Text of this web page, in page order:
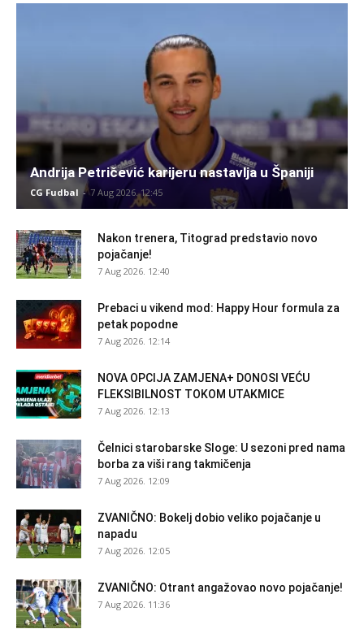
Andrija Petričević karijeru nastavlja u Španiji
CG Fudbal - 7 Aug 2026. 12:45
Nakon trenera, Titograd predstavio novo
pojačanje!
7 Aug 2026. 12:40
Prebaci u vikend mod: Happy Hour formula za
petak popodne
7 Aug 2026. 12:14
NOVA OPCIJA ZAMJENA+ DONOSI VEĆU
FLEKSIBILNOST TOKOM UTAKMICE
7 Aug 2026. 12:13
Čelnici starobarske Sloge: U sezoni pred nama
borba za viši rang takmičenja
7 Aug 2026. 12:09
ZVANIČNO: Bokelj dobio veliko pojačanje u
napadu
7 Aug 2026. 12:05
ZVANIČNO: Otrant angažovao novo pojačanje!
7 Aug 2026. 11:36